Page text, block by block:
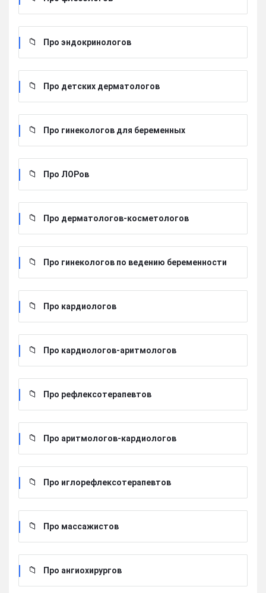
Про эндокринологов
Про детских дерматологов
Про гинекологов для беременных
Про ЛОРов
Про дерматологов-косметологов
Про гинекологов по ведению беременности
Про кардиологов
Про кардиологов-аритмологов
Про рефлексотерапевтов
Про аритмологов-кардиологов
Про иглорефлексотерапевтов
Про массажистов
Про ангиохирургов